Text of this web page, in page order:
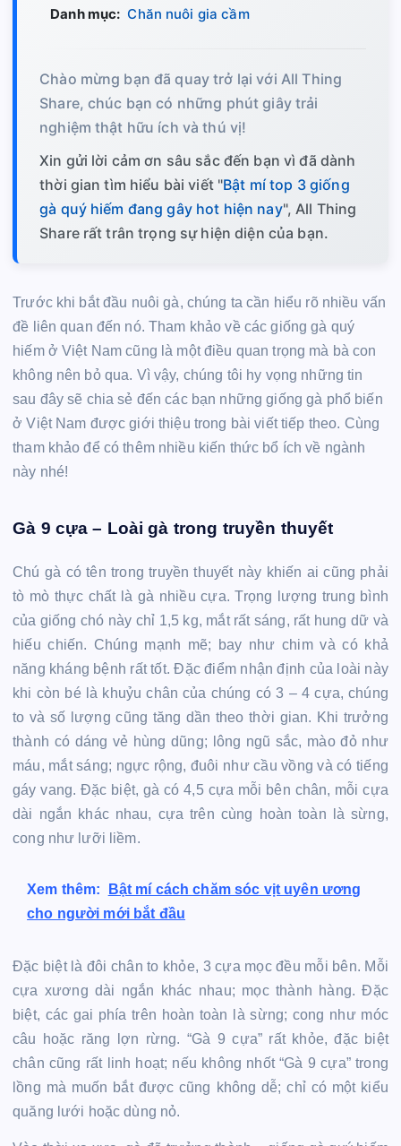
Danh mục: Chăn nuôi gia cầm
Chào mừng bạn đã quay trở lại với All Thing
Share, chúc bạn có những phút giây trải
nghiệm thật hữu ích và thú vị!
Xin gửi lời cảm ơn sâu sắc đến bạn vì đã dành
thời gian tìm hiểu bài viết "Bật mí top 3 giống
gà quý hiếm đang gây hot hiện nay", All Thing
Share rất trân trọng sự hiện diện của bạn.
Trước khi bắt đầu nuôi gà, chúng ta cần hiểu rõ nhiều vấn
đề liên quan đến nó. Tham khảo về các giống gà quý
hiếm ở Việt Nam cũng là một điều quan trọng mà bà con
không nên bỏ qua. Vì vậy, chúng tôi hy vọng những tin
sau đây sẽ chia sẻ đến các bạn những giống gà phổ biến
ở Việt Nam được giới thiệu trong bài viết tiếp theo. Cùng
tham khảo để có thêm nhiều kiến ​​thức bổ ích về ngành
này nhé!
Gà 9 cựa – Loài gà trong truyền thuyết
Chú gà có tên trong truyền thuyết này khiến ai cũng phải
tò mò thực chất là gà nhiều cựa. Trọng lượng trung bình
của giống chó này chỉ 1,5 kg, mắt rất sáng, rất hung dữ và
hiếu chiến. Chúng mạnh mẽ; bay như chim và có khả
năng kháng bệnh rất tốt. Đặc điểm nhận định của loài này
khi còn bé là khuỷu chân của chúng có 3 – 4 cựa, chúng
to và số lượng cũng tăng dần theo thời gian. Khi trưởng
thành có dáng vẻ hùng dũng; lông ngũ sắc, mào đỏ như
máu, mắt sáng; ngực rộng, đuôi như cầu vồng và có tiếng
gáy vang. Đặc biệt, gà có 4,5 cựa mỗi bên chân, mỗi cựa
dài ngắn khác nhau, cựa trên cùng hoàn toàn là sừng,
cong như lưỡi liềm.
Xem thêm:
Bật mí cách chăm sóc vịt uyên ương
cho người mới bắt đầu
Đặc biệt là đôi chân to khỏe, 3 cựa mọc đều mỗi bên. Mỗi
cựa xương dài ngắn khác nhau; mọc thành hàng. Đặc
biệt, các gai phía trên hoàn toàn là sừng; cong như móc
câu hoặc răng lợn rừng. “Gà 9 cựa” rất khỏe, đặc biệt
chân cũng rất linh hoạt; nếu không nhốt “Gà 9 cựa” trong
lồng mà muốn bắt được cũng không dễ; chỉ có một kiểu
quăng lưới hoặc dùng nỏ.